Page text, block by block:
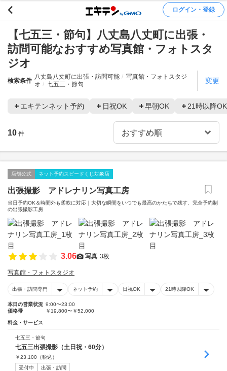
ログイン・登録
【七五三・節句】八丈島八丈町に出張・
訪問可能なおすすめ写真館・フォトスタ
ジオ
検索条件
八丈島八丈町に出張・訪問可能
写真館・フォトスタジ
オ
七五三・節句 変更
エキテンネット予約 日祝OK 早朝OK 21時以降OK
10 件
店舗公式 ネット予約スピードくじ対象店
出張撮影 アドレナリン写真工房
当日予約OK＆時間外も柔軟に対応｜大切な瞬間をいつでも最高のかたちで残す、完全予約制
の出張撮影工房
3.06 写真 3枚
写真館・フォトスタジオ
出張・訪問専門 ネット予約 日祝OK 21時以降OK
本日の営業状況 9:00〜23:00
価格帯
￥19,800〜￥52,000
料金・サービス
七五三・節句
七五三出張撮影（土日祝・60分）
￥23,100 （税込）
受付中
出張・訪問